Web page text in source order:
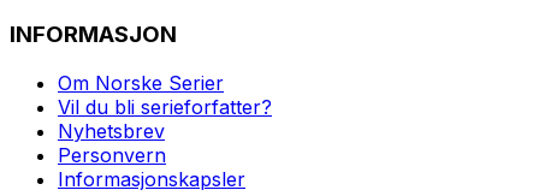
INFORMASJON
Om Norske Serier
Vil du bli serieforfatter?
Nyhetsbrev
Personvern
Informasjonskapsler